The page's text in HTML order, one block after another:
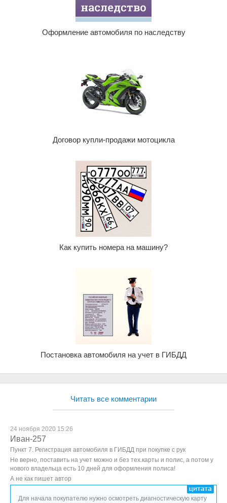
Оформление автомобиля по наследству
Договор купли-продажи мотоцикла
Как купить номера на машину?
Постановка автомобиля на учет в ГИБДД
Читать все комментарии
24 ноября 2020 15:26
Иван-257
Пункт 7. Регистрация автомобиля в ГИБДД при покупке с рук
Не верно, поставить на учет можно и без тех.карты и полис, а потом у
нового владельца есть 10 дней для оформления полиса!
А не как пишет автор
Для начала покупателю нужно осмотреть диагностическую карту